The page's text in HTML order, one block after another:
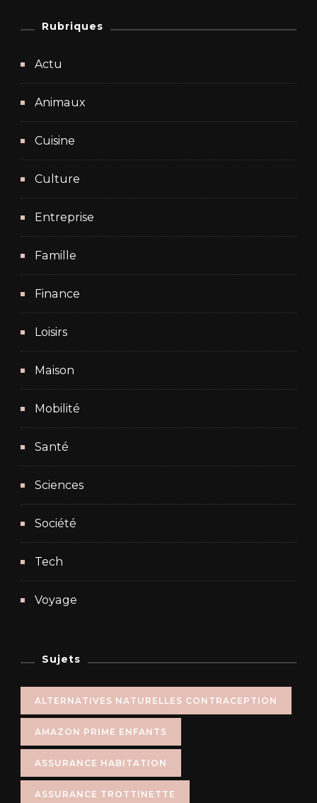
Rubriques
Actu
Animaux
Cuisine
Culture
Entreprise
Famille
Finance
Loisirs
Maison
Mobilité
Santé
Sciences
Société
Tech
Voyage
Sujets
ALTERNATIVES NATURELLES CONTRACEPTION
AMAZON PRIME ENFANTS
ASSURANCE HABITATION
ASSURANCE TROTTINETTE